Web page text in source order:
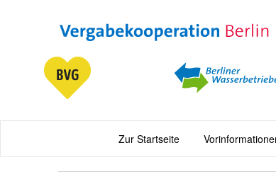
Zur Startseite